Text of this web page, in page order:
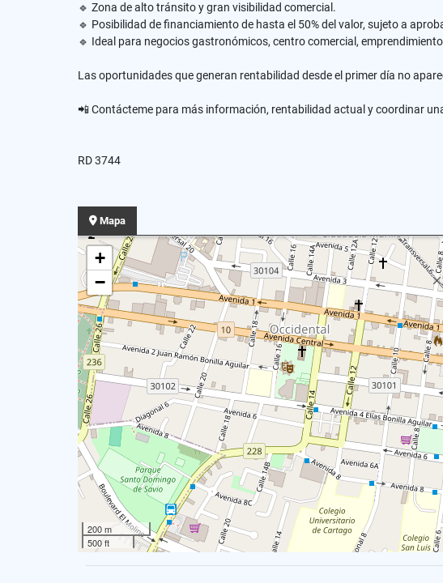
🔹 Zona de alto tránsito y gran visibilidad comercial.
🔹 Posibilidad de financiamiento de hasta el 50% del valor, sujeto a
🔹 Ideal para negocios gastronómicos, centro comercial,
Las oportunidades que generan rentabilidad desde el primer día no
📲 Contácteme para más información, rentabilidad actual y coordinar
RD 3744
Mapa
+
−
200 m
500 ft